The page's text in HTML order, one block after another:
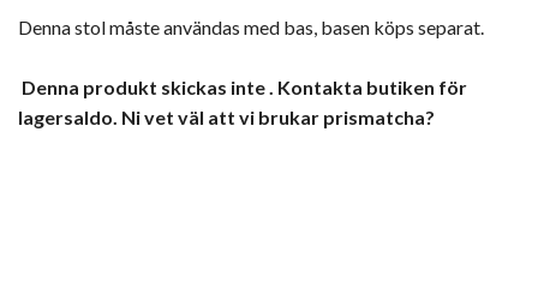
Denna stol måste användas med bas, basen köps separat.
Denna produkt skickas inte . Kontakta butiken för
lagersaldo. Ni vet väl att vi brukar prismatcha?